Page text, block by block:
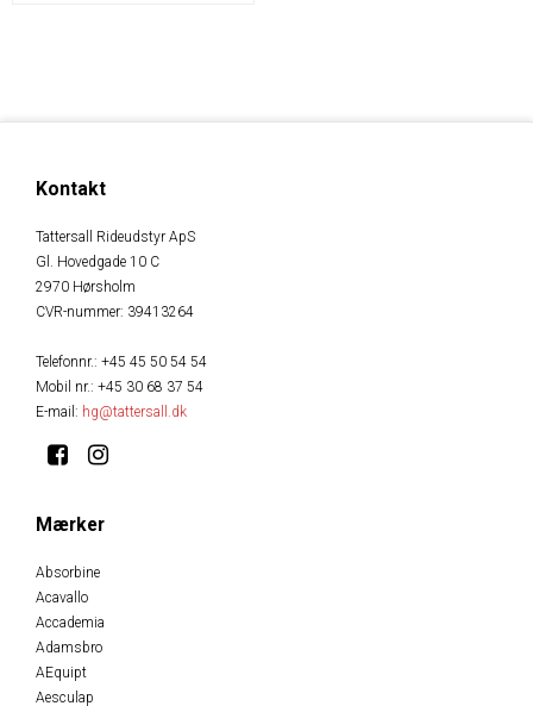
Kontakt
Tattersall Rideudstyr ApS
Gl. Hovedgade 10 C
2970 Hørsholm
CVR-nummer: 39413264
Telefonnr.: +45 45 50 54 54
Mobil nr.: +45 30 68 37 54
E-mail : hg@tattersall.dk
Mærker
Absorbine
Acavallo
Accademia
Adamsbro
AEquipt
Aesculap